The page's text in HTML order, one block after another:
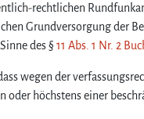
rechtlichen
Grundversorgung der
des § 11 Abs. 1 Nr. 2
wegen der
oder höchstens einer